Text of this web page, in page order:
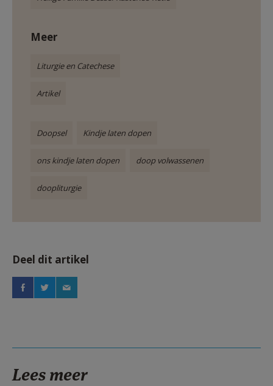
Meer
Liturgie en Catechese
Artikel
Doopsel Kindje laten dopen
ons kindje laten dopen doop volwassenen
doopliturgie
Deel dit artikel
Lees meer